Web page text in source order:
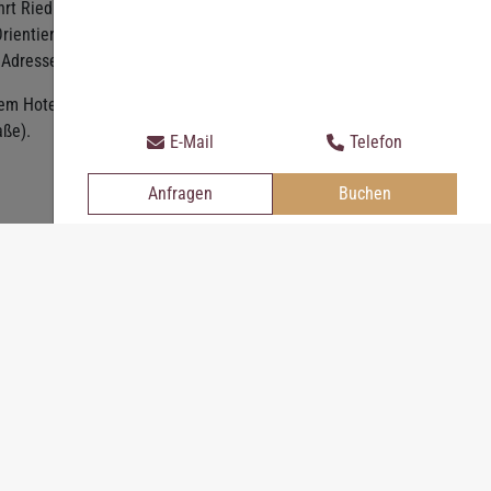
Ried im Innkreis (Exit 53), fahren
Sie sich auch an der
Marktplatz 5.
Hotelleitsystem. Sie finden das
E-Mail Telefon
Anfragen Buchen